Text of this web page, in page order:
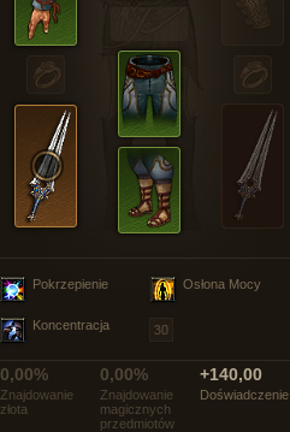
Pokrzepienie Osłona Mocy
Koncentracja
0,00%
Znajdowanie
złota
0,00%
Znajdowanie
magicznych
przedmiotów
+140,00
Doświadczenie